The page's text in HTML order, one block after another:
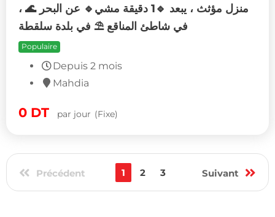
منزل مؤثث ، يبعد 🔹1 دقيقة مشي🔹 عن البحر 🌊 ،
في شاطئ المناقع ⛱️ في بلدة سلقطة
Populaire
Depuis 2 mois
Mahdia
0 DT par jour (Fixe)
Précédent 1 2 3 Suivant